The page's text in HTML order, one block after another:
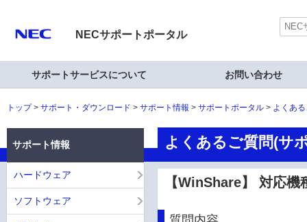
NECサポートポータル
サポートサービスについて お問い合わせ
トップ サポート・ダウンロード サポート情報 サポートポータル よくあ
よくあるご質問(サ
【WinShare】 対応
サポート情報
ハードウェア
ソフトウェア